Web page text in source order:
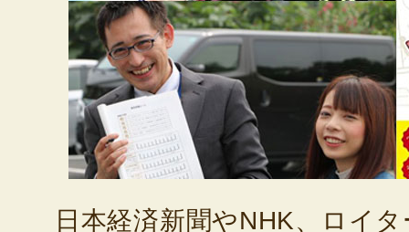
日本経済新聞やNHK、ロイ